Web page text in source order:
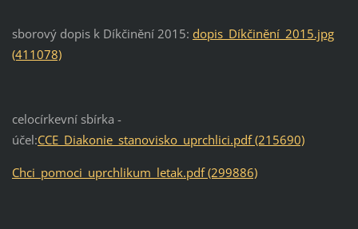
sborový dopis k Díkčinění 2015: dopis_Díkčinění_2015.jpg
(411078)
celocírkevní sbírka -
účel:CCE_Diakonie_stanovisko_uprchlici.pdf (215690)
Chci_pomoci_uprchlikum_letak.pdf (299886)